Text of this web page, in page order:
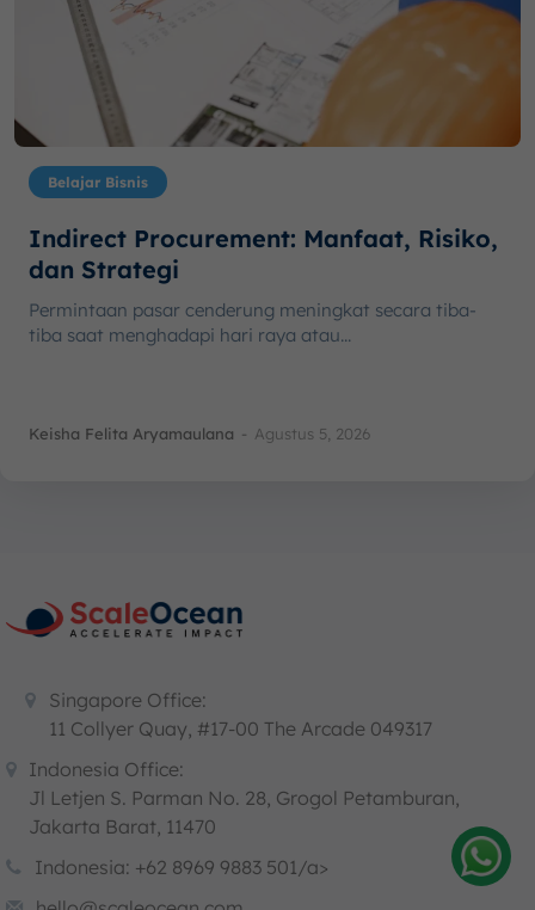
Belajar Bisnis
Indirect Procurement: Manfaat, Risiko,
dan Strategi
Permintaan pasar cenderung meningkat secara tiba-
tiba saat menghadapi hari raya atau...
Keisha Felita Aryamaulana - Agustus 5, 2026
Singapore Office:
11 Collyer Quay, #17-00 The Arcade 049317
Indonesia Office:
Jl Letjen S. Parman No. 28, Grogol Petamburan,
Jakarta Barat, 11470
Indonesia: +62 8969 9883 501/a>